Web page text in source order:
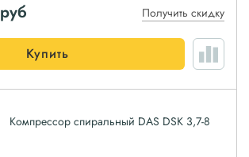
руб Получить скидку
Купить
Компрессор спиральный DAS DSK 3,7-8